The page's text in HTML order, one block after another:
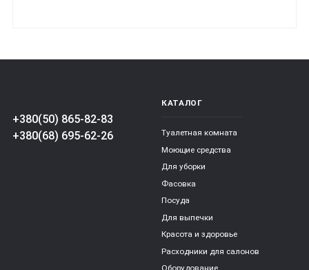
+380(50) 865-82-83
+380(68) 695-62-26
КАТАЛОГ
Туалетная комната
Моющие средства
Для уборки
Фасовка
Посуда
Для выпечки
Красота и здоровье
Расходники для салонов